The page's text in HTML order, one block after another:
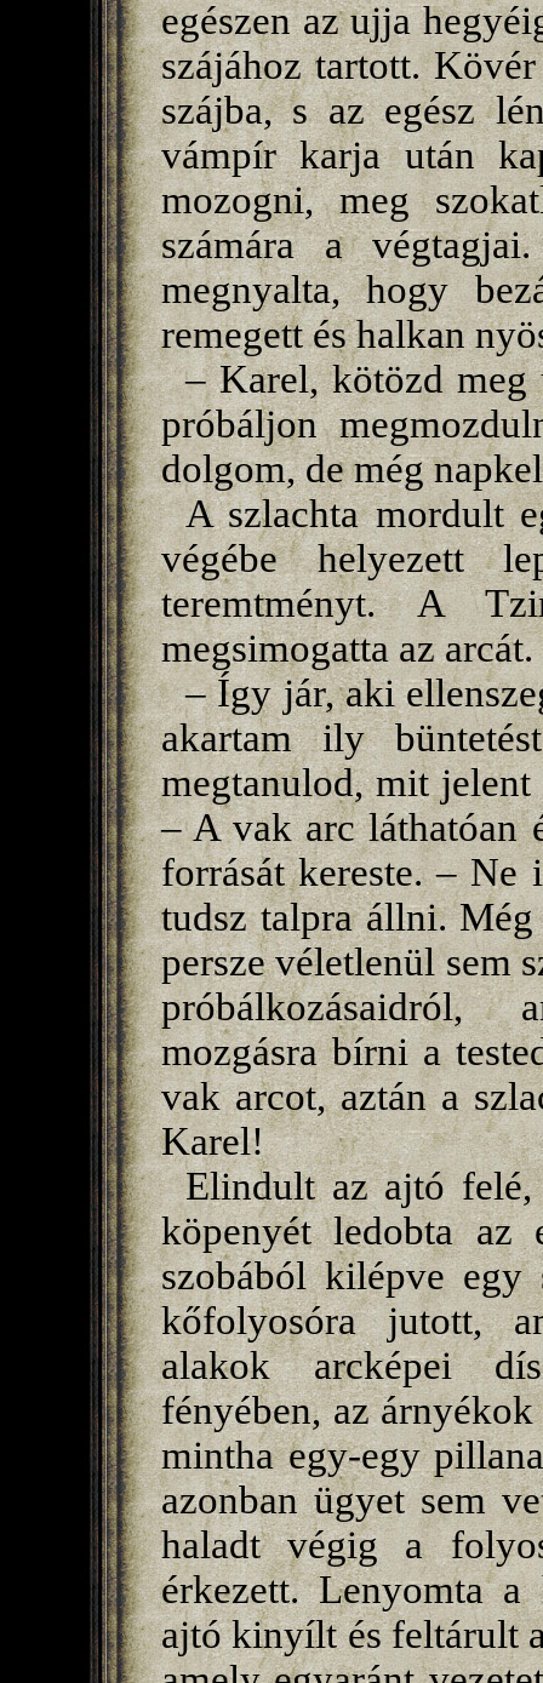
egészen az ujja
szájához tartott.
szájba, s az egész
vámpír karja után
mozogni, meg
számára a
megnyalta, hogy
remegett és halkan
– Karel, kötözd meg
próbáljon
dolgom, de még
A szlachta mordult
végébe helyezett
teremtményt. A
megsimogatta az arcát.
– Így jár, aki
akartam ily
megtanulod, mit jelent
– A vak arc láthatóan
forrását kereste. – Ne
tudsz talpra állni. Még
persze véletlenül sem
próbálkozásaidról,
mozgásra bírni a
vak arcot, aztán a
Karel!
Elindult az ajtó
köpenyét ledobta az
szobából kilépve
kőfolyosóra jutott,
alakok arcképei
fényében, az
mintha egy-egy
azonban ügyet sem
haladt végig a
érkezett. Lenyomta
ajtó kinyílt és feltárult